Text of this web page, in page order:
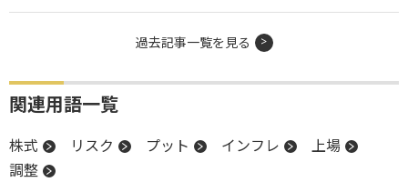
過去記事一覧を見る
関連用語一覧
株式 リスク プット インフレ
上場
調整